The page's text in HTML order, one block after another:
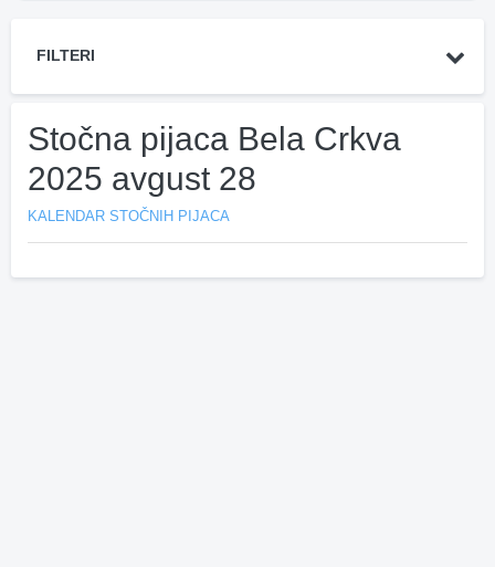
FILTERI
Stočna pijaca Bela Crkva
2025 avgust 28
KALENDAR STOČNIH PIJACA